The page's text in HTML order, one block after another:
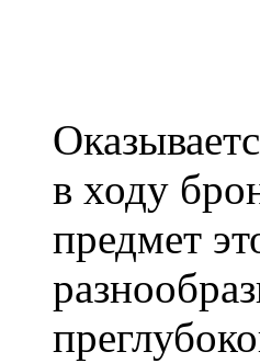
в ходу
предмет